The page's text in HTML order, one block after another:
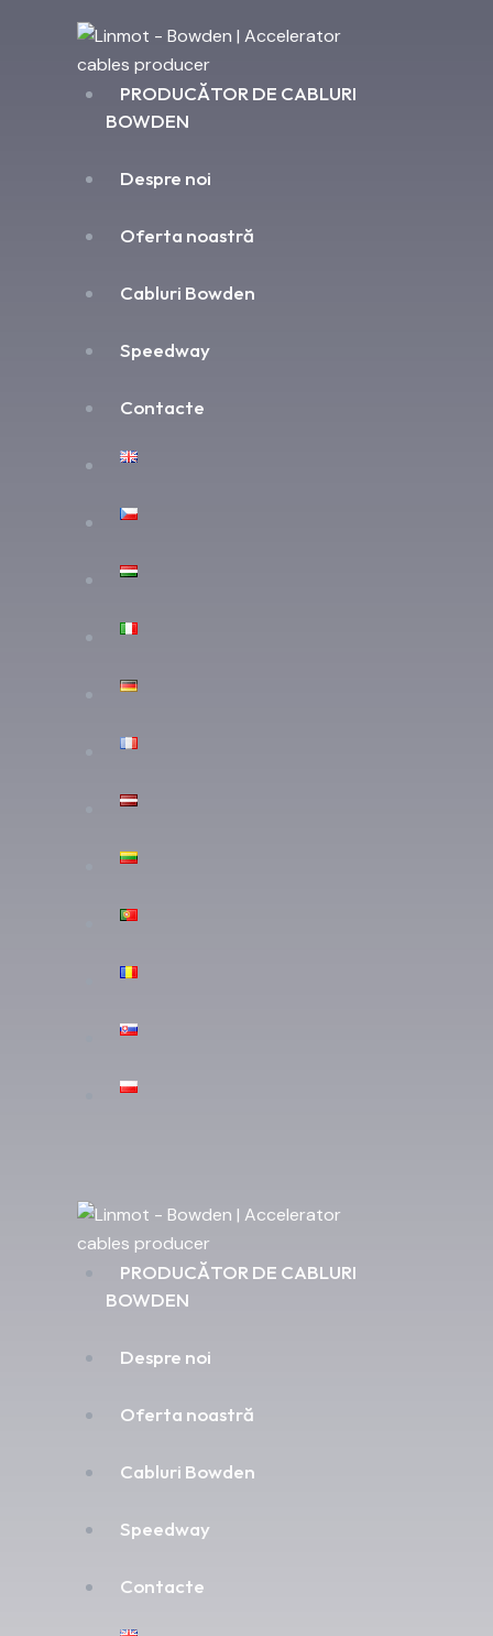
PRODUCĂTOR DE CABLURI
BOWDEN
Despre noi
Oferta noastră
Cabluri Bowden
Speedway
Contacte
PRODUCĂTOR DE CABLURI
BOWDEN
Despre noi
Oferta noastră
Cabluri Bowden
Speedway
Contacte